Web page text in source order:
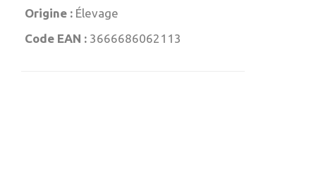
Origine : Élevage
Code EAN : 3666686062113